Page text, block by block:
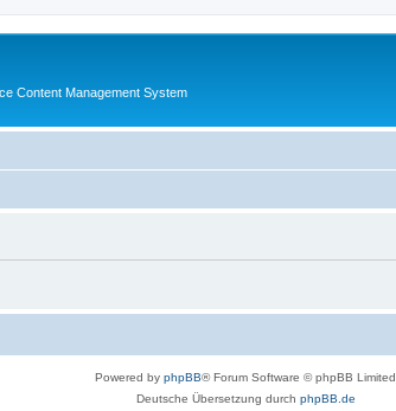
Content Management System
Powered by phpBB® Forum Software © phpBB Limited
Deutsche Übersetzung durch phpBB.de